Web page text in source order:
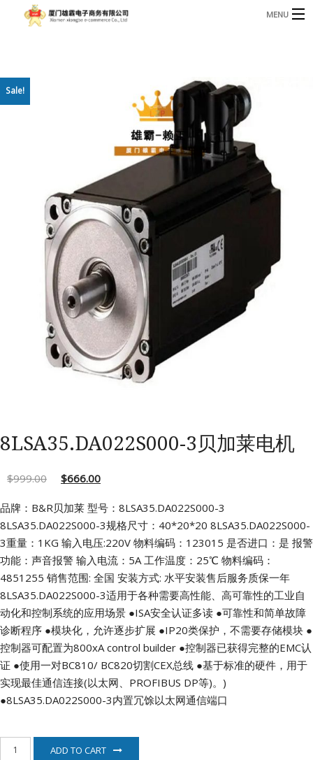
MENU
首页
联系我们
Sale!
8LSA35.DA022S000-3贝加莱电机
$999.00 $666.00
品牌：B&R贝加莱 型号：8LSA35.DA022S000-3
8LSA35.DA022S000-3规格尺寸：40*20*20 8LSA35.DA022S000-
3重量：1KG 输入电压:220V 物料编码：123015 是否进口：是 报警
功能：声音报警 输入电流：5A工作温度：25℃ 物料编码：
4851255 销售范围: 全国 安装方式: 水平安装售后服务质保一年
8LSA35.DA022S000-3适用于各种需要高性能、高可靠性的工业自
动化和控制系统的应用场景 ●ISA安全认证多读 ●可靠性和简单故障
诊断程序 ●模块化，允许逐步扩展 ●IP20类保护，不需要存储模块 ●
控制器可配置为800xA control builder ●控制器已获得完整的EMC认
证 ●使用一对BC810/ BC820切割CEX总线 ●基于标准的硬件，用于
实现最佳通信连接(以太网、PROFIBUS DP等)。)
●8LSA35.DA022S000-3内置冗馀以太网通信端口
ADD TO CART